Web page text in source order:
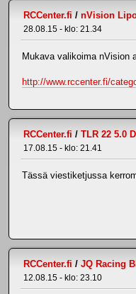
RCCenter.fi / nVision
28.08.15 - klo: 21.34
Mukava valikoima nVision
http://www.rccenter.fi/
RCCenter.fi / TLR 22 5.0
17.08.15 - klo: 21.41
Tässä viestiketjussa
RCCenter.fi / JQ Racing
12.08.15 - klo: 23.10